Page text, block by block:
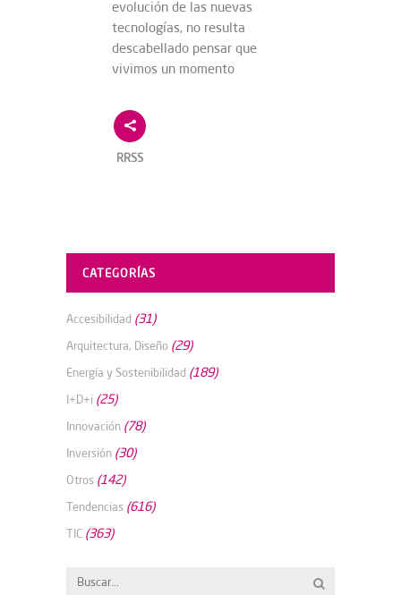
evolución de las nuevas
tecnologías, no resulta
descabellado pensar que
vivimos un momento
RRSS
CATEGORÍAS
Accesibilidad (31)
Arquitectura, Diseño (29)
Energía y Sostenibilidad (189)
I+D+i (25)
Innovación (78)
Inversión (30)
Otros (142)
Tendencias (616)
TIC (363)